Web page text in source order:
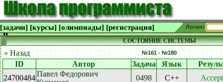
[задачи] [курсы] [олимпиады] [регистрация] Логин:
СОСТОЯНИЕ СИСТЕМЫ
« Назад №161 - №180
ID Автор Задача Язык
24700484Павел Федорович
0498 C++